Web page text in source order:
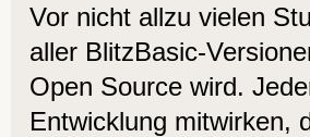
Vor nicht allzu vielen
aller BlitzBasic-
Open Source wird.
Entwicklung mitwirken,